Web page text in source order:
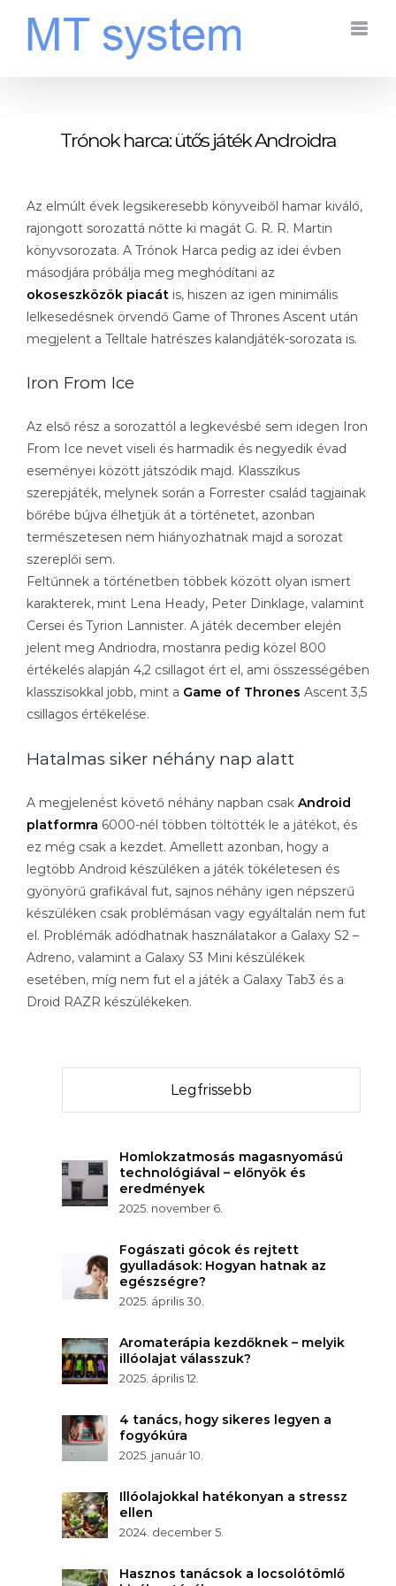
Trónok harca: ütős játék Androidra
Az elmúlt évek legsikeresebb könyveiből hamar kiváló,
rajongott sorozattá nőtte ki magát G. R. R. Martin
könyvsorozata. A Trónok Harca pedig az idei évben
másodjára próbálja meg meghódítani az
okoseszközök piacát is, hiszen az igen minimális
lelkesedésnek örvendő Game of Thrones Ascent után
megjelent a Telltale hatrészes kalandjáték-sorozata is.
Iron From Ice
Az első rész a sorozattól a legkevésbé sem idegen Iron
From Ice nevet viseli és harmadik és negyedik évad
eseményei között játszódik majd. Klasszikus
szerepjáték, melynek során a Forrester család tagjainak
bőrébe bújva élhetjük át a történetet, azonban
természetesen nem hiányozhatnak majd a sorozat
szereplői sem.
Feltűnnek a történetben többek között olyan ismert
karakterek, mint Lena Heady, Peter Dinklage, valamint
Cersei és Tyrion Lannister. A játék december elején
jelent meg Andriodra, mostanra pedig közel 800
értékelés alapján 4,2 csillagot ért el, ami összességében
klasszisokkal jobb, mint a Game of Thrones Ascent 3,5
csillagos értékelése.
Hatalmas siker néhány nap alatt
A megjelenést követő néhány napban csak Android
platformra 6000-nél többen töltötték le a játékot, és
ez még csak a kezdet. Amellett azonban, hogy a
legtöbb Android készüléken a játék tökéletesen és
gyönyörű grafikával fut, sajnos néhány igen népszerű
készüléken csak problémásan vagy egyáltalán nem fut
el. Problémák adódhatnak használatakor a Galaxy S2 –
Adreno, valamint a Galaxy S3 Mini készülékek
esetében, míg nem fut el a játék a Galaxy Tab3 és a
Droid RAZR készülékeken.
Legfrissebb
Homlokzatmosás magasnyomású
technológiával – előnyök és
eredmények
2025. november 6.
Fogászati gócok és rejtett
gyulladások: Hogyan hatnak az
egészségre?
2025. április 30.
Aromaterápia kezdőknek – melyik
illóolajat válasszuk?
2025. április 12.
4 tanács, hogy sikeres legyen a
fogyókúra
2025. január 10.
Illóolajokkal hatékonyan a stressz
ellen
2024. december 5.
Hasznos tanácsok a locsolótömlő